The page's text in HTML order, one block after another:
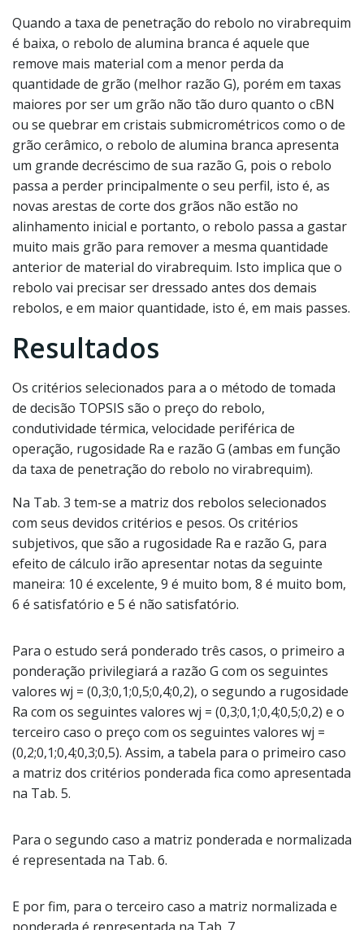
Quando a taxa de penetração do rebolo no virabrequim
é baixa, o rebolo de alumina branca é aquele que
remove mais material com a menor perda da
quantidade de grão (melhor razão G), porém em taxas
maiores por ser um grão não tão duro quanto o cBN
ou se quebrar em cristais submicrométricos como o de
grão cerâmico, o rebolo de alumina branca apresenta
um grande decréscimo de sua razão G, pois o rebolo
passa a perder principalmente o seu perfil, isto é, as
novas arestas de corte dos grãos não estão no
alinhamento inicial e portanto, o rebolo passa a gastar
muito mais grão para remover a mesma quantidade
anterior de material do virabrequim. Isto implica que o
rebolo vai precisar ser dressado antes dos demais
rebolos, e em maior quantidade, isto é, em mais passes.
Resultados
Os critérios selecionados para a o método de tomada
de decisão TOPSIS são o preço do rebolo,
condutividade térmica, velocidade periférica de
operação, rugosidade Ra e razão G (ambas em função
da taxa de penetração do rebolo no virabrequim).
Na Tab. 3 tem-se a matriz dos rebolos selecionados
com seus devidos critérios e pesos. Os critérios
subjetivos, que são a rugosidade Ra e razão G, para
efeito de cálculo irão apresentar notas da seguinte
maneira: 10 é excelente, 9 é muito bom, 8 é muito bom,
6 é satisfatório e 5 é não satisfatório.
Para o estudo será ponderado três casos, o primeiro a
ponderação privilegiará a razão G com os seguintes
valores wj = (0,3;0,1;0,5;0,4;0,2), o segundo a rugosidade
Ra com os seguintes valores wj = (0,3;0,1;0,4;0,5;0,2) e o
terceiro caso o preço com os seguintes valores wj =
(0,2;0,1;0,4;0,3;0,5). Assim, a tabela para o primeiro caso
a matriz dos critérios ponderada fica como apresentada
na Tab. 5.
Para o segundo caso a matriz ponderada e normalizada
é representada na Tab. 6.
E por fim, para o terceiro caso a matriz normalizada e